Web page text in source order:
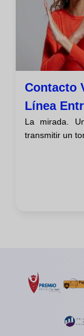
Contacto
Línea
La mirada.
transmitir un